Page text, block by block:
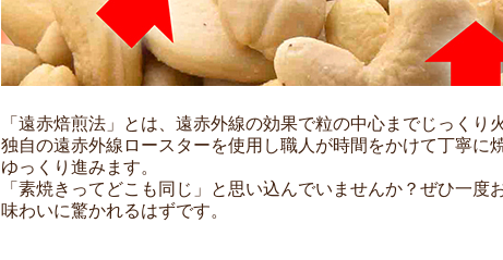
「遠赤焙煎法」とは、遠赤外線の効果で粒の中心までじっく
独自の遠赤外線ロースターを使用し職人が時間をかけて丁寧に
ゆっくり進みます。
「素焼きってどこも同じ」と思い込んでいませんか？ぜひ一
味わいに驚かれるはずです。